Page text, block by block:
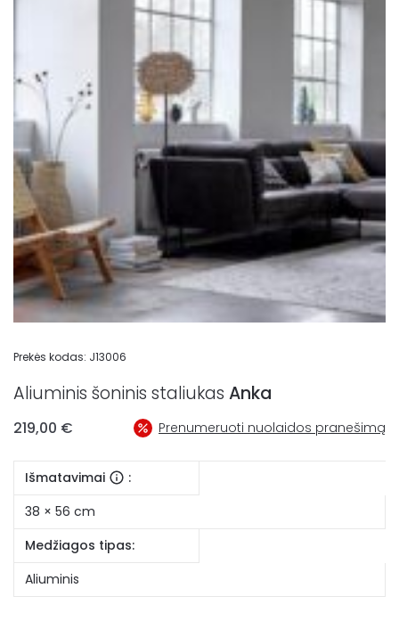
Prekės kodas: J13006
Aliuminis šoninis staliukas Anka
219,00 € Prenumeruoti nuolaidos pranešimą
Išmatavimai
:
38 × 56 cm
Medžiagos tipas:
Aliuminis